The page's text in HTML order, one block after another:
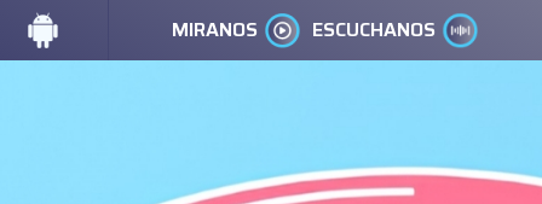
MIRANOS ESCUCHANOS